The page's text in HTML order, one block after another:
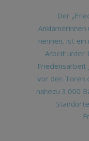
Der
nennen, ist
Arbeit unter
vor den Toren
nahezu 3.000